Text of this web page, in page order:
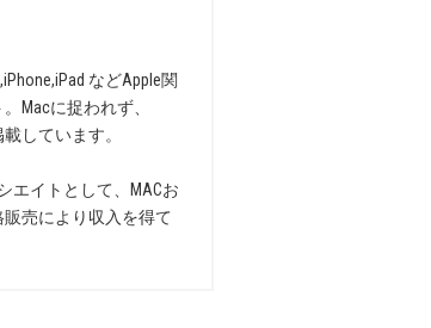
などApple関
Macに捉われず、
しています。
エイトとして、MACお
売により収入を得て